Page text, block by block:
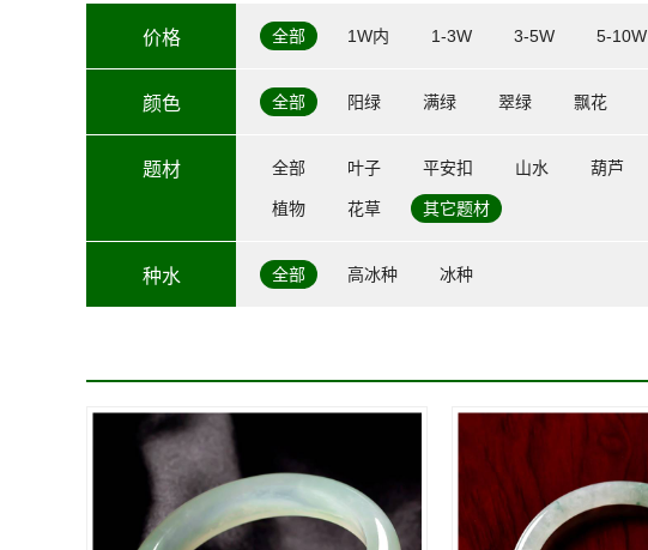
价格 全部 1W内 1-3W 3-5W 5-10W
颜色 全部 阳绿 满绿 翠绿 飘花
题材 全部 叶子 平安扣 山水 葫芦
植物 花草 其它题材
种水 全部 高冰种 冰种